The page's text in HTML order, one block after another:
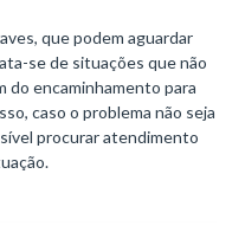
que podem aguardar
se de situações que não
do encaminhamento para
caso o problema não seja
procurar atendimento